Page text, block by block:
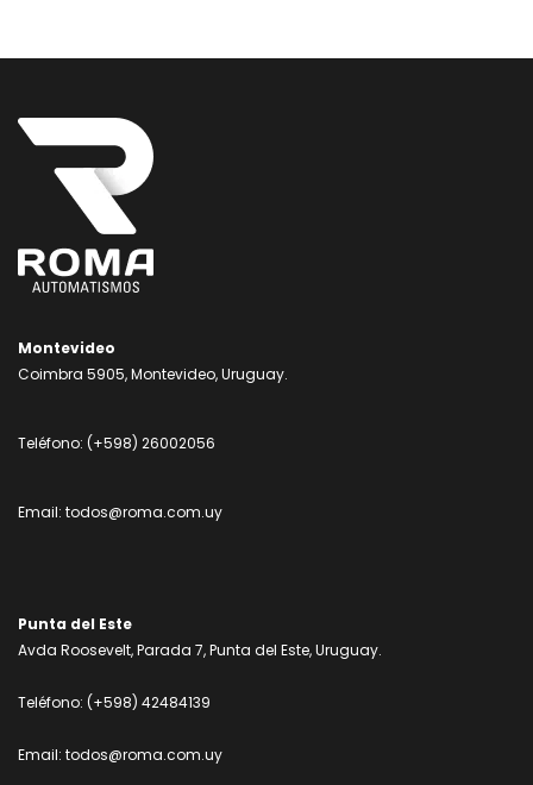
Montevideo
Coimbra 5905, Montevideo, Uruguay.
Teléfono: (+598) 26002056
Email: todos@roma.com.uy
Punta del Este
Avda Roosevelt, Parada 7, Punta del Este, Uruguay.
Teléfono: (+598) 42484139
Email: todos@roma.com.uy